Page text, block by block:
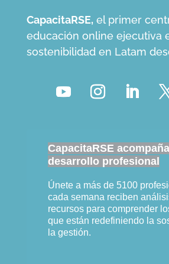
CapacitaRSE, el primer
educación online ejecutiva
sostenibilidad en Latam
CapacitaRSE
desarrollo profesional
Únete a más de 5100
cada semana reciben
recursos para comprender
que están redefiniendo la
la gestión.